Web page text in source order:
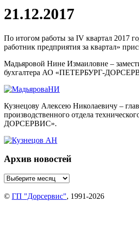
21.12.2017
По итогом работы за IV квартал 2017
работник предприятия за квартал»
Мадьяровой Нине Измаиловне –
бухгалтера АО «ПЕТЕРБУРГ-
Кузнецову Алексею Николаевичу –
производственного отдела
ДОРСЕРВИС».
Архив новостей
© ГП "Дорсервис", 1991-2026